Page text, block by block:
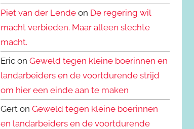
Piet van der Lende on De regering wil
macht verbieden. Maar alleen slechte
macht.
Eric onGeweld tegen kleine boerinnen en
landarbeiders en de voortdurende strijd
om hier een einde aan te maken
Gert onGeweld tegen kleine boerinnen
en landarbeiders en de voortdurende